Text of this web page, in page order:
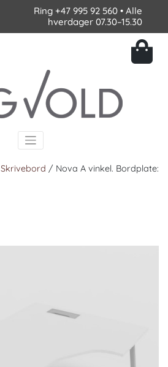
Ring +47 995 92 560 • Alle
hverdager 07.30–15.30
Skrivebord / Nova A vinkel. Bordplate: